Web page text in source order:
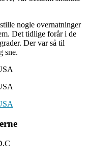
nogle overnatninger
Det tidlige forår i de
Der var så til
sne.